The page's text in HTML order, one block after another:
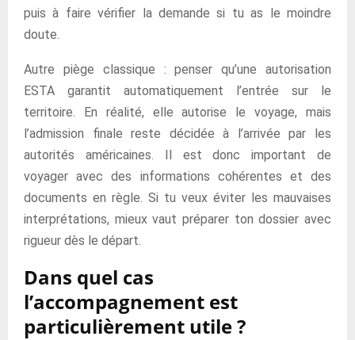
puis à faire vérifier la demande si tu as le moindre
doute.
Autre piège classique : penser qu’une autorisation
ESTA garantit automatiquement l’entrée sur le
territoire. En réalité, elle autorise le voyage, mais
l’admission finale reste décidée à l’arrivée par les
autorités américaines. Il est donc important de
voyager avec des informations cohérentes et des
documents en règle. Si tu veux éviter les mauvaises
interprétations, mieux vaut préparer ton dossier avec
rigueur dès le départ.
Dans quel cas
l’accompagnement est
particulièrement utile ?